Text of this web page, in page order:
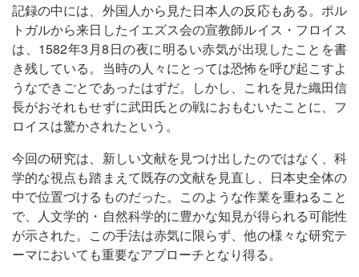
記録の中には、外国人から見た日本人の反応もある。ポル
トガルから来日したイエズス会の宣教師ルイス・フロイス
は、1582年3月8日の夜に明るい赤気が出現したことを書
き残している。当時の人々にとっては恐怖を呼び起こすよ
うなできごとであったはずだ。しかし、これを見た織田信
長がおそれもせずに武田氏との戦におもむいたことに、フ
ロイスは驚かされたという。
今回の研究は、新しい文献を見つけ出したのではなく、科
学的な視点も踏まえて既存の文献を見直し、日本史全体の
中で位置づけるものだった。このような作業を重ねること
で、人文学的・自然科学的に豊かな知見が得られる可能性
が示された。この手法は赤気に限らず、他の様々な研究テ
ーマにおいても重要なアプローチとなり得る。